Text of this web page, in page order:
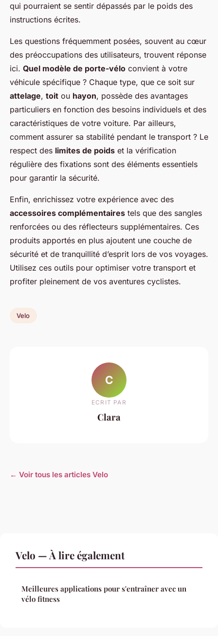
qui pourraient se sentir dépassés par le poids des
instructions écrites.
Les questions fréquemment posées, souvent au cœur
des préoccupations des utilisateurs, trouvent réponse
ici. Quel modèle de porte-vélo convient à votre
véhicule spécifique ? Chaque type, que ce soit sur
attelage, toit ou hayon, possède des avantages
particuliers en fonction des besoins individuels et des
caractéristiques de votre voiture. Par ailleurs,
comment assurer sa stabilité pendant le transport ? Le
respect des limites de poids et la vérification
régulière des fixations sont des éléments essentiels
pour garantir la sécurité.
Enfin, enrichissez votre expérience avec des
accessoires complémentaires tels que des sangles
renforcées ou des réflecteurs supplémentaires. Ces
produits apportés en plus ajoutent une couche de
sécurité et de tranquillité d’esprit lors de vos voyages.
Utilisez ces outils pour optimiser votre transport et
profiter pleinement de vos aventures cyclistes.
Velo
C
ECRIT PAR
Clara
← Voir tous les articles Velo
Velo — À lire également
Meilleures applications pour s'entraîner avec un
vélo fitness